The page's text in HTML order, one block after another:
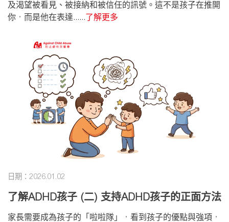
及渴望被看見、被接納和被信任的訊號。這不是孩子在推開
你，而是他在表達......了解更多
日期：2026.01.02
了解ADHD孩子 (二) 支持ADHD孩子的正面方法
家長需要成為孩子的「啦啦隊」，看到孩子的優點與強項，